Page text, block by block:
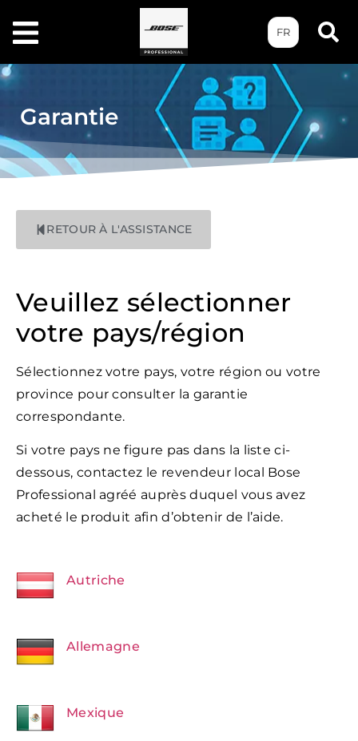
FR
Garantie
RETOUR À L'ASSISTANCE
Veuillez sélectionner
votre pays/région
Sélectionnez votre pays, votre région ou votre
province pour consulter la garantie
correspondante.
Si votre pays ne figure pas dans la liste ci-
dessous, contactez le revendeur local Bose
Professional agréé auprès duquel vous avez
acheté le produit afin d’obtenir de l’aide.
Autriche
Allemagne
Mexique